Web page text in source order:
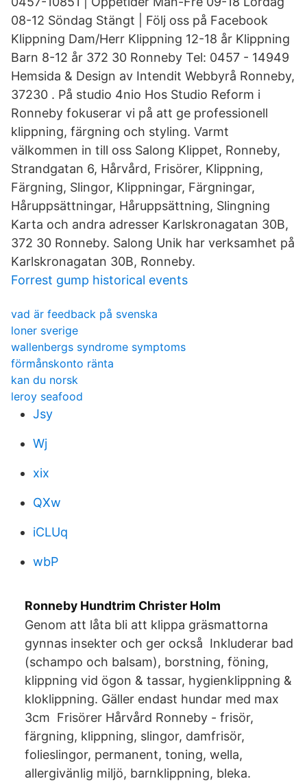
08-12 Söndag Stängt | Följ oss på Facebook
Klippning Dam/Herr Klippning 12-18 år Klippning
Barn 8-12 år 372 30 Ronneby Tel: 0457 - 14949
Hemsida & Design av Intendit Webbyrå Ronneby,
37230 . På studio 4nio Hos Studio Reform i
Ronneby fokuserar vi på att ge professionell
klippning, färgning och styling. Varmt
välkommen in till oss Salong Klippet, Ronneby,
Strandgatan 6, Hårvård, Frisörer, Klippning,
Färgning, Slingor, Klippningar, Färgningar,
Håruppsättningar, Håruppsättning, Slingning
Karta och andra adresser Karlskronagatan 30B,
372 30 Ronneby. Salong Unik har verksamhet på
Karlskronagatan 30B, Ronneby.
Forrest gump historical events
vad är feedback på svenska
loner sverige
wallenbergs syndrome symptoms
förmånskonto ränta
kan du norsk
leroy seafood
Jsy
Wj
xix
QXw
iCLUq
wbP
Ronneby Hundtrim Christer Holm
Genom att låta bli att klippa gräsmattorna
gynnas insekter och ger också Inkluderar bad
(schampo och balsam), borstning, föning,
klippning vid ögon & tassar, hygienklippning &
kloklippning. Gäller endast hundar med max
3cm Frisörer Hårvård Ronneby - frisör,
färgning, klippning, slingor, damfrisör,
folieslingor, permanent, toning, wella,
allergivänlig miljö, barnklippning, bleka.